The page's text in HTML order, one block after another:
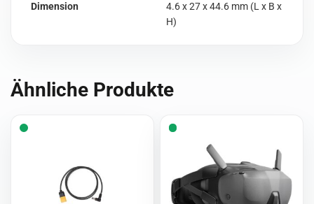
Dimension
4.6 x 27 x 44.6 mm (L x B x
H)
Ähnliche Produkte